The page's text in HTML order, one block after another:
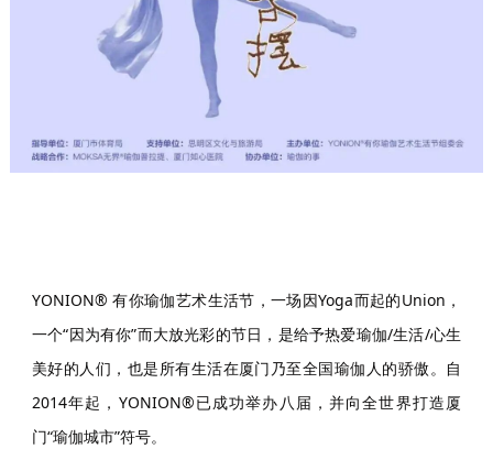
YONION® 有你瑜伽艺术生活节，一场因Yoga而起的Union，
一个“因为有你”而大放光彩的节日，是给予热爱瑜伽/生活/心生
美好的人们，也是所有生活在厦门乃至全国瑜伽人的骄傲。自
2014年起，YONION®已成功举办八届，并向全世界打造厦
门“瑜伽城市”符号。